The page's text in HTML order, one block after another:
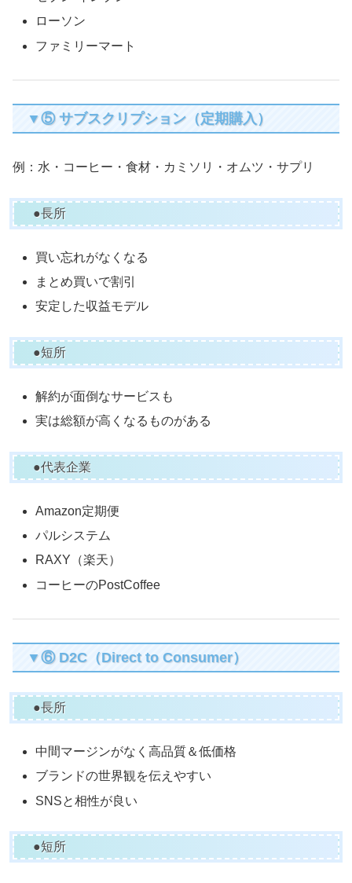
ローソン
ファミリーマート
▼⑤ サブスクリプション（定期購入）
例：水・コーヒー・食材・カミソリ・オムツ・サプリ
●長所
買い忘れがなくなる
まとめ買いで割引
安定した収益モデル
●短所
解約が面倒なサービスも
実は総額が高くなるものがある
●代表企業
Amazon定期便
パルシステム
RAXY（楽天）
コーヒーのPostCoffee
▼⑥ D2C（Direct to Consumer）
●長所
中間マージンがなく高品質＆低価格
ブランドの世界観を伝えやすい
SNSと相性が良い
●短所